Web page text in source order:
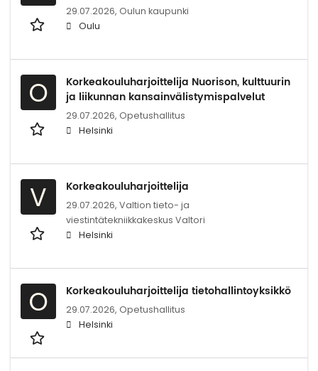
29.07.2026, Oulun kaupunki
Oulu
O
Korkeakouluharjoittelija Nuorison, kulttuurin
ja liikunnan kansainvälistymispalvelut
29.07.2026, Opetushallitus
Helsinki
V Korkeakouluharjoittelija
29.07.2026, Valtion tieto- ja
viestintätekniikkakeskus Valtori
Helsinki
O Korkeakouluharjoittelija tietohallintoyksikkö
29.07.2026, Opetushallitus
Helsinki